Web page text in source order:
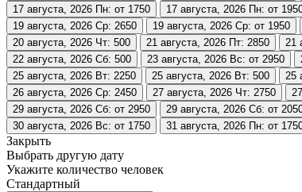
17 августа, 2026 Пн: от 1750 17 августа, 2026 Пн: от
19 августа, 2026 Ср: 2650 19 августа, 2026 Ср: от 1950
20 августа, 2026 Чт: 500 21 августа, 2026 Пт: 2850 21
22 августа, 2026 Сб: 500 23 августа, 2026 Вс: от 2950
25 августа, 2026 Вт: 2250 25 августа, 2026 Вт: 500 25
26 августа, 2026 Ср: 2450 27 августа, 2026 Чт: 2750
29 августа, 2026 Сб: от 2950 29 августа, 2026 Сб: от
30 августа, 2026 Вс: от 1750 31 августа, 2026 Пн: от
Закрыть
Выбрать другую дату
Укажите количество человек
Стандартный